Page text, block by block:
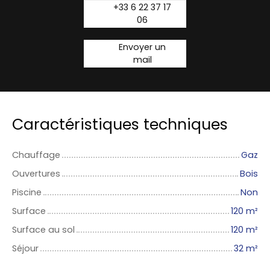
+33 6 22 37 17
06
Envoyer un
mail
Caractéristiques techniques
Chauffage
Gaz
Ouvertures
Bois
Piscine
Non
Surface
120 m²
Surface au sol
120 m²
Séjour
32 m²